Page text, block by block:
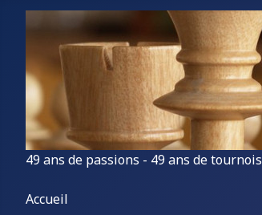
49 ans de passions - 49 ans de tournois
Accueil